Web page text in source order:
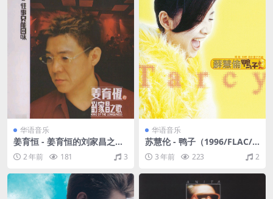
华语音乐
姜育恒 - 姜育恒的刘家昌之歌
2·往事只能回味（2003/DTS_
WAV/分轨/503M）
2 年前 181 3
华语音乐
苏慧伦 - 鸭子（1996/FLAC/
分轨/271M）
3 年前 223 2